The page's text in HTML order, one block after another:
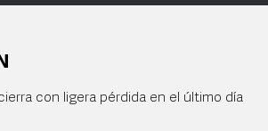
con ligera pérdida en el último día